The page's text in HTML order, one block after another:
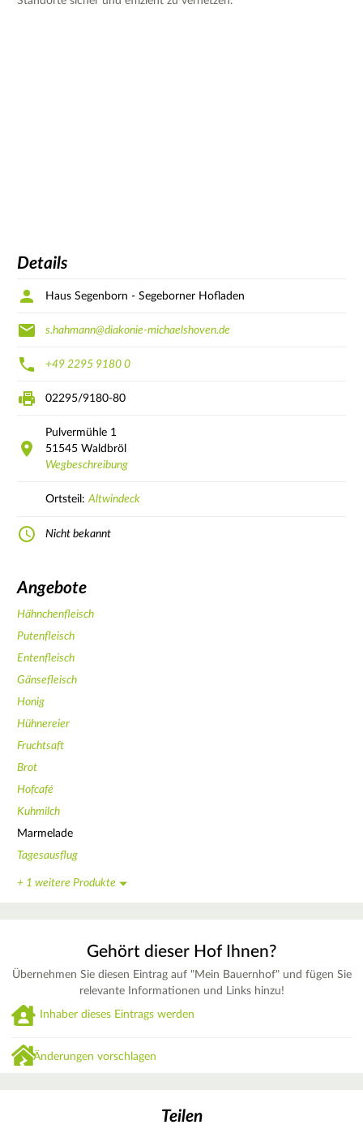
Details
Haus Segenborn - Segeborner Hofladen
s.hahmann@diakonie-michaelshoven.de
+49 2295 9180 0
02295/9180-80
Pulvermühle 1
51545 Waldbröl
Wegbeschreibung
Ortsteil:Altwindeck
Nicht bekannt
Angebote
Hähnchenfleisch
Putenfleisch
Entenfleisch
Gänsefleisch
Honig
Hühnereier
Fruchtsaft
Brot
Hofcafé
Kuhmilch
Marmelade
Tagesausflug
+ 1 weitere Produkte
Gehört dieser Hof Ihnen?
Übernehmen Sie diesen Eintrag auf "Mein Bauernhof" und fügen Sie
relevante Informationen und Links hinzu!
Inhaber dieses Eintrags werden
Änderungen vorschlagen
Teilen